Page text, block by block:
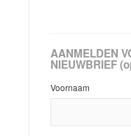
AANMELDEN
NIEUWBRIEF
Voornaam